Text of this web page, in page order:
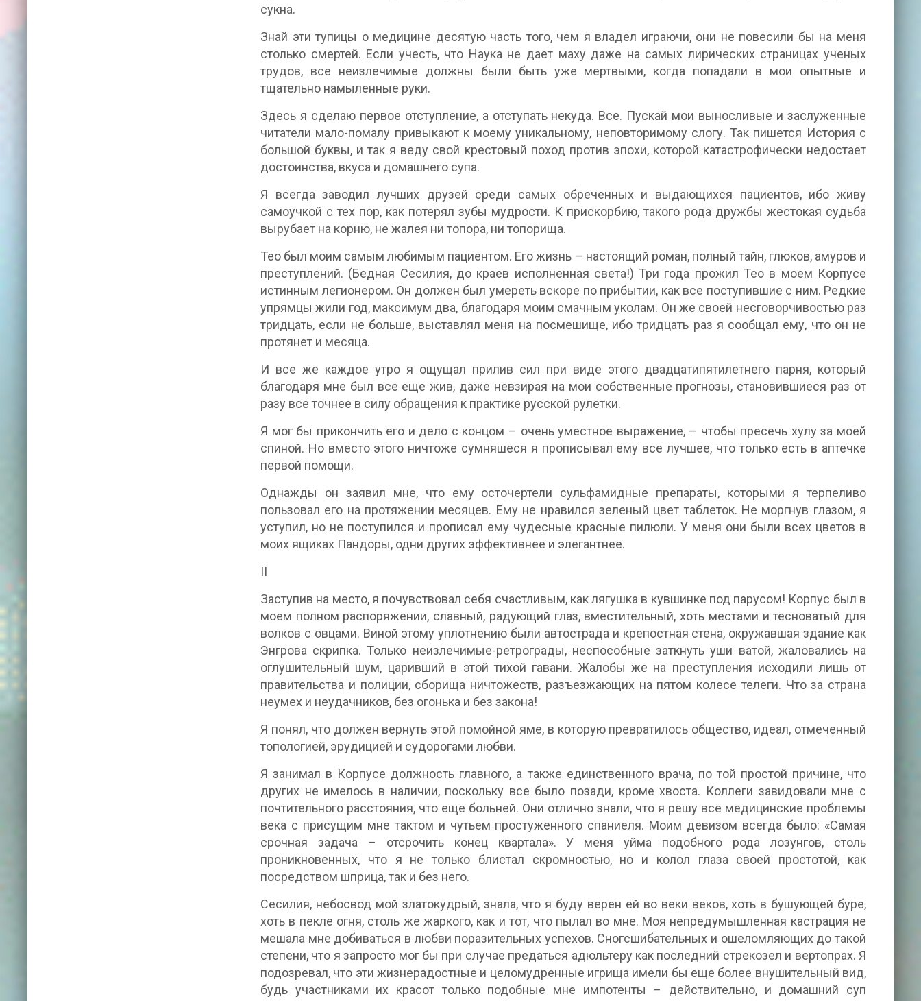
сукна.
Знай эти тупицы о медицине десятую часть того, чем я владел играючи, они не повесили бы на меня
столько смертей. Если учесть, что Наука не дает маху даже на самых лирических страницах ученых
трудов, все неизлечимые должны были быть уже мертвыми, когда попадали в мои опытные и
тщательно намыленные руки.
Здесь я сделаю первое отступление, а отступать некуда. Все. Пускай мои выносливые и заслуженные
читатели мало-помалу привыкают к моему уникальному, неповторимому слогу. Так пишется История с
большой буквы, и так я веду свой крестовый поход против эпохи, которой катастрофически недостает
достоинства, вкуса и домашнего супа.
Я всегда заводил лучших друзей среди самых обреченных и выдающихся пациентов, ибо живу
самоучкой с тех пор, как потерял зубы мудрости. К прискорбию, такого рода дружбы жестокая судьба
вырубает на корню, не жалея ни топора, ни топорища.
Тео был моим самым любимым пациентом. Его жизнь – настоящий роман, полный тайн, глюков, амуров и
преступлений. (Бедная Сесилия, до краев исполненная света!) Три года прожил Тео в моем Корпусе
истинным легионером. Он должен был умереть вскоре по прибытии, как все поступившие с ним. Редкие
упрямцы жили год, максимум два, благодаря моим смачным уколам. Он же своей несговорчивостью раз
тридцать, если не больше, выставлял меня на посмешище, ибо тридцать раз я сообщал ему, что он не
протянет и месяца.
И все же каждое утро я ощущал прилив сил при виде этого двадцатипятилетнего парня, который
благодаря мне был все еще жив, даже невзирая на мои собственные прогнозы, становившиеся раз от
разу все точнее в силу обращения к практике русской рулетки.
Я мог бы прикончить его и дело с концом – очень уместное выражение, – чтобы пресечь хулу за моей
спиной. Но вместо этого ничтоже сумняшеся я прописывал ему все лучшее, что только есть в аптечке
первой помощи.
Однажды он заявил мне, что ему осточертели сульфамидные препараты, которыми я терпеливо
пользовал его на протяжении месяцев. Ему не нравился зеленый цвет таблеток. Не моргнув глазом, я
уступил, но не поступился и прописал ему чудесные красные пилюли. У меня они были всех цветов в
моих ящиках Пандоры, одни других эффективнее и элегантнее.
II
Заступив на место, я почувствовал себя счастливым, как лягушка в кувшинке под парусом! Корпус был в
моем полном распоряжении, славный, радующий глаз, вместительный, хоть местами и тесноватый для
волков с овцами. Виной этому уплотнению были автострада и крепостная стена, окружавшая здание как
Энгрова скрипка. Только неизлечимые-ретрограды, неспособные заткнуть уши ватой, жаловались на
оглушительный шум, царивший в этой тихой гавани. Жалобы же на преступления исходили лишь от
правительства и полиции, сборища ничтожеств, разъезжающих на пятом колесе телеги. Что за страна
неумех и неудачников, без огонька и без закона!
Я понял, что должен вернуть этой помойной яме, в которую превратилось общество, идеал, отмеченный
топологией, эрудицией и судорогами любви.
Я занимал в Корпусе должность главного, а также единственного врача, по той простой причине, что
других не имелось в наличии, поскольку все было позади, кроме хвоста. Коллеги завидовали мне с
почтительного расстояния, что еще больней. Они отлично знали, что я решу все медицинские проблемы
века с присущим мне тактом и чутьем простуженного спаниеля. Моим девизом всегда было: «Самая
срочная задача – отсрочить конец квартала». У меня уйма подобного рода лозунгов, столь
проникновенных, что я не только блистал скромностью, но и колол глаза своей простотой, как
посредством шприца, так и без него.
Сесилия, небосвод мой златокудрый, знала, что я буду верен ей во веки веков, хоть в бушующей буре,
хоть в пекле огня, столь же жаркого, как и тот, что пылал во мне. Моя непредумышленная кастрация не
мешала мне добиваться в любви поразительных успехов. Сногсшибательных и ошеломляющих до такой
степени, что я запросто мог бы при случае предаться адюльтеру как последний стрекозел и вертопрах. Я
подозревал, что эти жизнерадостные и целомудренные игрища имели бы еще более внушительный вид,
будь участниками их красот только подобные мне импотенты – действительно, и домашний суп